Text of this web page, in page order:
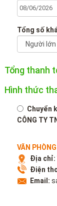
Tổng số
Tổng thanh
Hình thức
Chuyển
CÔNG TY
VĂN
Địa chỉ:
Điện
Email: